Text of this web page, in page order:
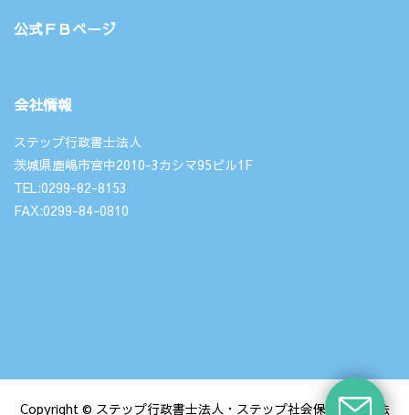
公式ＦＢページ
会社情報
ステップ行政書士法人
茨城県鹿嶋市宮中2010-3カシマ95ビル1F
TEL:0299-82-8153
FAX:0299-84-0810
Copyright © ステップ行政書士法人・ステップ社会保険労務士法